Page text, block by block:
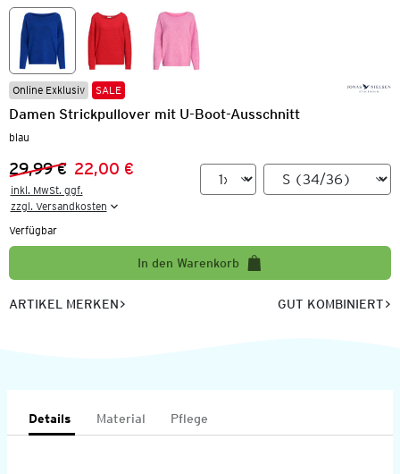
Online Exklusiv SALE
Damen Strickpullover mit U-Boot-Ausschnitt
blau
Vorheriger Preis:
29,99 €
Neuer Preis:22,00 €
inkl. MwSt. ggf.
zzgl. Versandkosten
Verfügbar
In den Warenkorb
ARTIKEL MERKEN GUT KOMBINIERT
Details Material Pflege